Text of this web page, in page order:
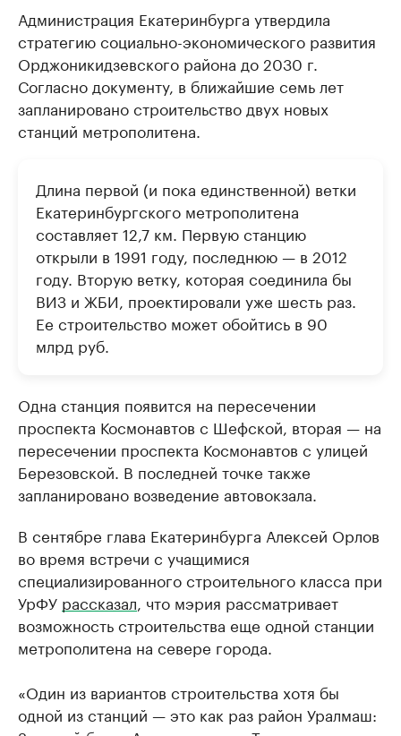
Администрация Екатеринбурга утвердила
стратегию социально-экономического развития
Орджоникидзевского района до 2030 г.
Согласно документу, в ближайшие семь лет
запланировано строительство двух новых
станций метрополитена.
Длина первой (и пока единственной) ветки
Екатеринбургского метрополитена
составляет 12,7 км. Первую станцию
открыли в 1991 году, последнюю — в 2012
году. Вторую ветку, которая соединила бы
ВИЗ и ЖБИ, проектировали уже шесть раз.
Ее строительство может обойтись в 90
млрд руб.
Одна станция появится на пересечении
проспекта Космонавтов с Шефской, вторая — на
пересечении проспекта Космонавтов с улицей
Березовской. В последней точке также
запланировано возведение автовокзала.
В сентябре глава Екатеринбурга Алексей Орлов
во время встречи с учащимися
специализированного строительного класса при
УрФУ рассказал , что мэрия рассматривает
возможность строительства еще одной станции
метрополитена на севере города.
«Один из вариантов строительства хотя бы
одной из станций — это как раз район Уралмаш: